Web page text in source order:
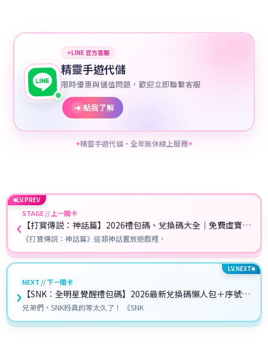
✦LINE 官方客服
精靈手遊代儲
限時優惠與儲值問題，歡迎立即聯繫客服
➜ 點我了解
✦精靈手遊代儲・全年無休線上服務✦
LV.PREV
‹STAGE // 上一關卡
【打寳傳説：神話篇】2026禮包碼、兌換碼大全｜免費虛寶序
號一次領！
《打寳傳説：神話篇》這類神話置放遊戲裡，
LV.NEXT
NEXT // 下一關卡
【SNK：全明星覺醒禮包碼】2026最新兌換碼懶人包＋序號兌
換攻略
兄弟們，SNK粉真的等太久了！ 《SNK
›